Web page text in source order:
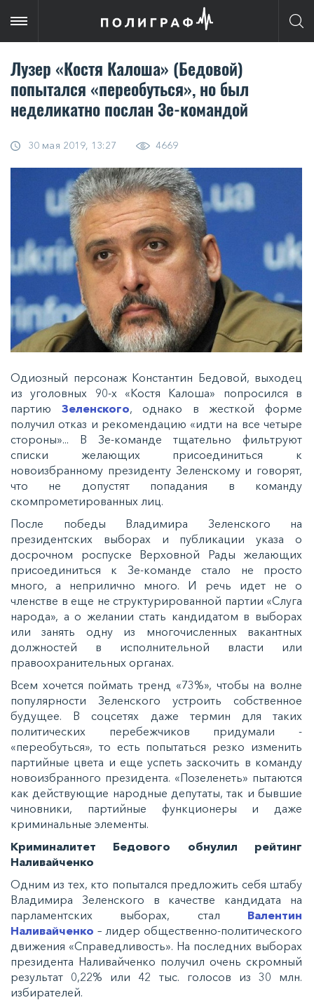
Лузер «Костя Калоша» (Бедовой)
попытался «переобуться», но был
неделикатно послан Зе-командой
30 мая 2019, 13:27 4669
Одиозный персонаж Константин Бедовой, выходец
из уголовных 90-х «Костя Калоша» попросился в
партию Зеленского, однако в жесткой форме
получил отказ и рекомендацию «идти на все четыре
стороны»... В Зе-команде тщательно фильтруют
списки желающих присоединиться к
новоизбранному президенту Зеленскому и говорят,
что не допустят попадания в команду
скомпрометированных лиц.
После победы Владимира Зеленского на
президентских выборах и публикации указа о
досрочном роспуске Верховной Рады желающих
присоединиться к Зе-команде стало не просто
много, а неприлично много. И речь идет не о
членстве в еще не структурированной партии «Слуга
народа», а о желании стать кандидатом в выборах
или занять одну из многочисленных вакантных
должностей в исполнительной власти или
правоохранительных органах.
Всем хочется поймать тренд «73%», чтобы на волне
популярности Зеленского устроить собственное
будущее. В соцсетях даже термин для таких
политических перебежчиков придумали -
«переобуться», то есть попытаться резко изменить
партийные цвета и еще успеть заскочить в команду
новоизбранного президента. «Позеленеть» пытаются
как действующие народные депутаты, так и бывшие
чиновники, партийные функционеры и даже
криминальные элементы.
Криминалитет Бедового обнулил рейтинг
Наливайченко
Одним из тех, кто попытался предложить себя штабу
Владимира Зеленского в качестве кандидата на
парламентских выборах, стал Валентин
Наливайченко – лидер общественно-политического
движения «Справедливость». На последних выборах
президента Наливайченко получил очень скромный
результат 0,22% или 42 тыс. голосов из 30 млн.
избирателей.